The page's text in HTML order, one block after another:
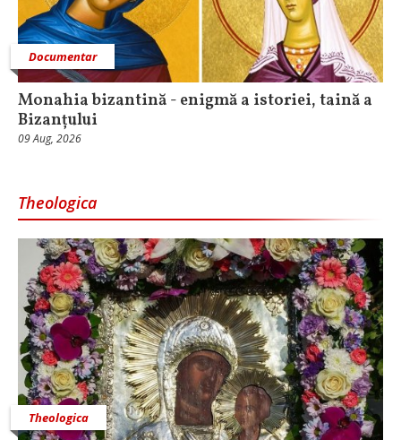
Documentar
Monahia bizantină - enigmă a istoriei, taină a
Bizanțului
09 Aug, 2026
Theologica
Theologica